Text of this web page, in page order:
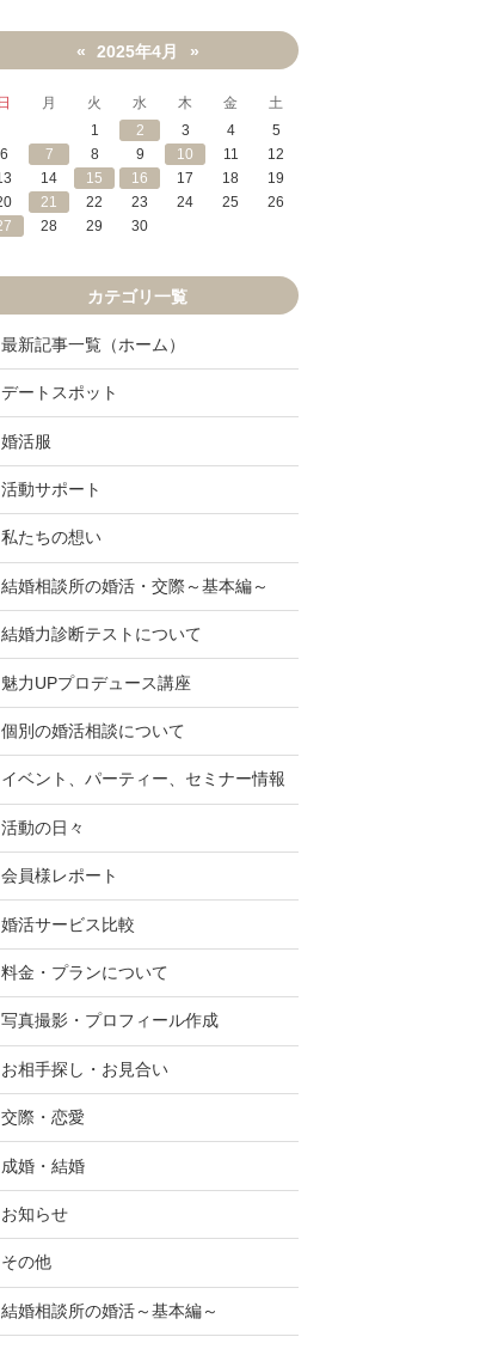
« 2025年4月 »
日 月 火 水 木 金
土
1
2 3 4
5
6
7 8 9 10 11
12
14 15 16 17 18
19
21 22 23 24 25
26
28 29 30
カテゴリ一覧
最新記事一覧（ホーム）
デートスポット
婚活服
活動サポート
私たちの想い
結婚相談所の婚活・交際～基本編～
結婚力診断テストについて
魅力UPプロデュース講座
個別の婚活相談について
イベント、パーティー、セミナー情報
活動の日々
会員様レポート
婚活サービス比較
料金・プランについて
写真撮影・プロフィール作成
お相手探し・お見合い
交際・恋愛
成婚・結婚
お知らせ
その他
結婚相談所の婚活～基本編～